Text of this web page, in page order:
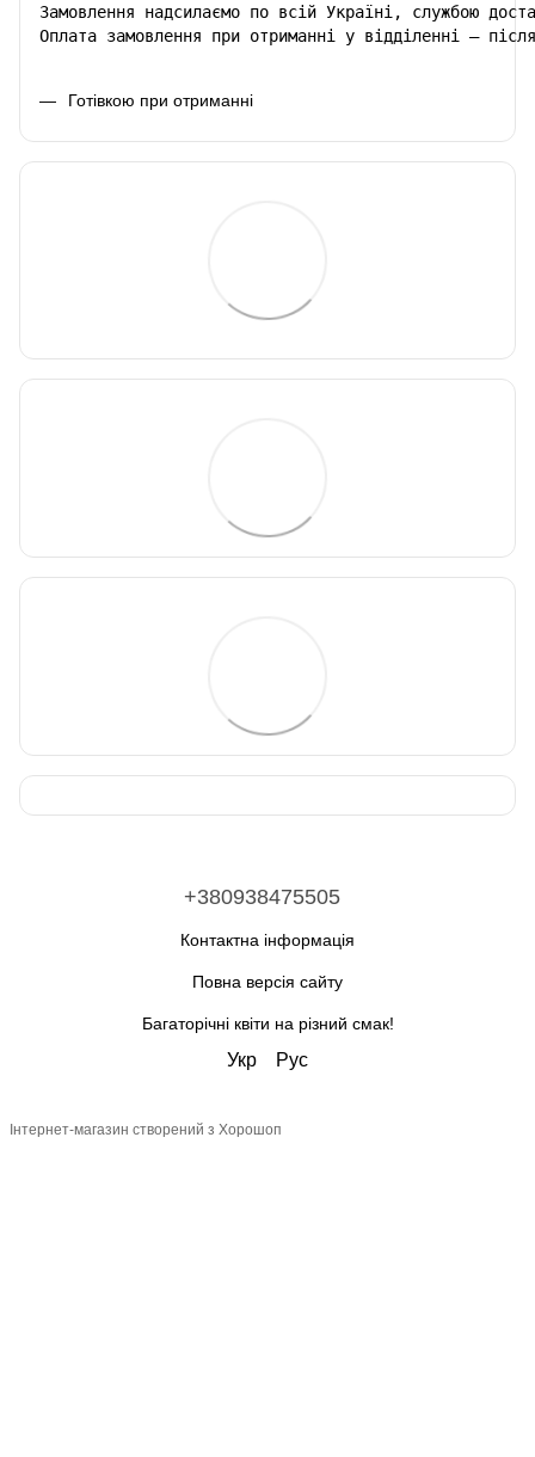
Замовлення надсилаємо по всій Україні, службою
Оплата замовлення при отриманні у відділенні –
Готівкою при отриманні
+380938475505
Контактна інформація
Повна версія сайту
Багаторічні квіти на різний смак!
Укр Рус
Інтернет-магазин створений з Хорошоп